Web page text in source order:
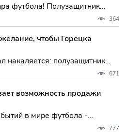
футбола! Полузащитник
был на пороге переезда в
информации, клуб
интерес к
364
чтобы Горецка
накаляется: полузащитник
вынужден покинуть ряды
инсайдера, руководство
на футболиста, чтобы
671
возможность продажи
в мире футбола -
может покинуть
777